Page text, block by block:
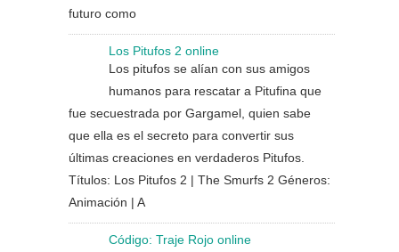
futuro como
Los Pitufos 2 online
Los pitufos se alían con sus amigos
humanos para rescatar a Pitufina que
fue secuestrada por Gargamel, quien sabe
que ella es el secreto para convertir sus
últimas creaciones en verdaderos Pitufos.
Títulos: Los Pitufos 2 | The Smurfs 2 Géneros:
Animación | A
Código: Traje Rojo online